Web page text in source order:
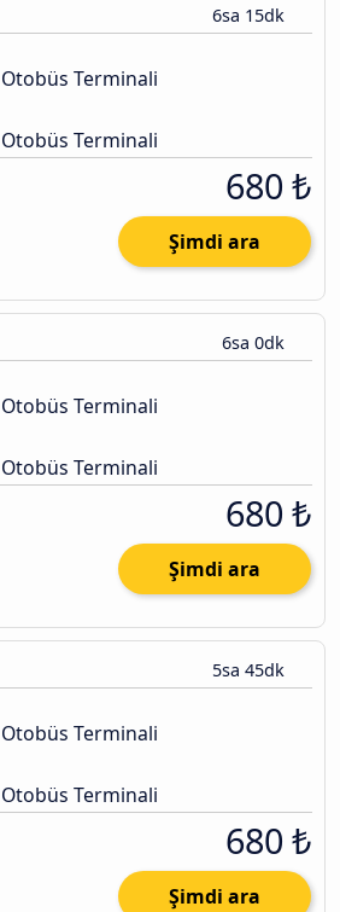
6sa 15dk
Terminali
Terminali
680 ₺
Şimdi ara
6sa 0dk
Terminali
Terminali
680 ₺
Şimdi ara
5sa 45dk
Terminali
Terminali
680 ₺
Şimdi ara